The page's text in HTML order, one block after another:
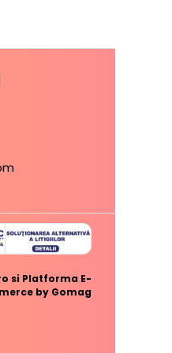
si Platforma E-
by Gomag